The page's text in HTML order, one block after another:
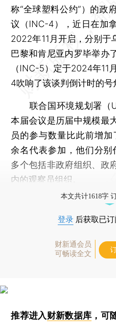
称“全球塑料公约”）的政
议（INC-4），近日在加
2022年11月开启，分别于
巴黎和肯尼亚内罗毕举办
（INC-5）定于2024年11
4吹响了该谈判倒计时的号
联合国环境规划署（
本届会议是历届中规模最
员的参与数量比此前增
余名代表参加，他们分
多个包括非政府组织、政
内的观察员组织。
本文共计1618字
登录 后获取已
财新通会员
可畅读全文
推荐进入财新数据库 ，可